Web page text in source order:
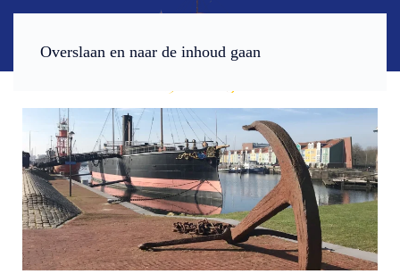
Overslaan en naar de inhoud gaan